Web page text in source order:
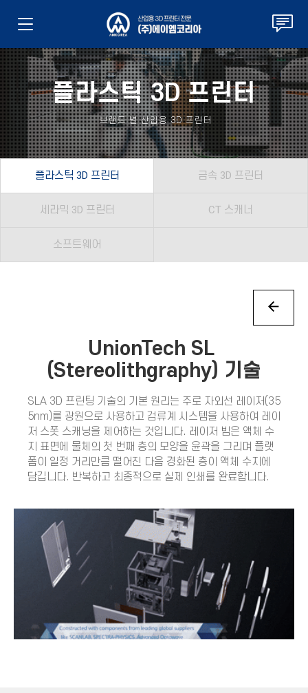
플라스틱 3D 프린터
브랜드 별 산업용 3D 프린터
플라스틱 3D 프린터 금속 3D 프린터
세라믹 3D 프린터 CT 스캐너
소프트웨어
UnionTech SL
(Stereolithgraphy) 기술
SLA 3D 프린팅 기술의 기본 원리는 주로 자외선 레이저(35
5nm)를 광원으로 사용하고 검류계 시스템을 사용하여 레이
저 스폿 스캐닝을 제어하는 것입니다. 레이저 빔은 액체 수
지 표면에 물체의 첫 번째 층의 모양을 윤곽을 그리며 플랫
폼이 일정 거리만큼 떨어진 다음 경화된 층이 액체 수지에
담깁니다. 반복하고 최종적으로 실제 인쇄를 완료합니다.